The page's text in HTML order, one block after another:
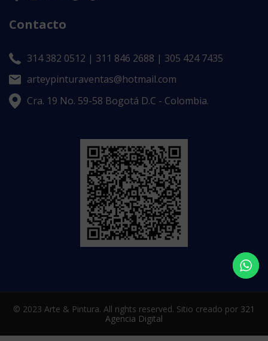
Contacto
314 382 0512 | 311 846 2688 | 305 424 7435
arteypinturaventas@hotmail.com
Cra. 19 No. 59-58 Bogotá D.C - Colombia.
© 2023 Arte & Pintura. All rights reserved. Sitio creado por 321
Agencia Digital